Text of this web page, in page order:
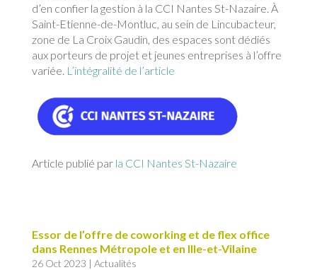
d’en confier la gestion à la CCI Nantes St-Nazaire. À
Saint-Etienne-de-Montluc, au sein de Lincubacteur,
zone de La Croix Gaudin, des espaces sont dédiés
aux porteurs de projet et jeunes entreprises à l’offre
variée. L’intégralité de l’article
Article publié parla CCI Nantes St-Nazaire
Essor de l’offre de coworking et de flex office
dans Rennes Métropole et en Ille-et-Vilaine
26 Oct 2023 | Actualités